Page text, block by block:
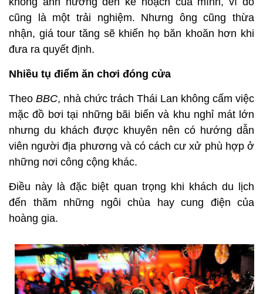
cũng là một trải nghiệm. Nhưng ông cũng thừa
nhận, giá tour tăng sẽ khiến họ băn khoăn hơn khi
đưa ra quyết định.
Nhiều tụ điểm ăn chơi đóng cửa
Theo BBC, nhà chức trách Thái Lan không cấm việc
mặc đồ bơi tại những bãi biển và khu nghỉ mát lớn
nhưng du khách được khuyên nên có hướng dẫn
viên người địa phương và có cách cư xử phù hợp ở
những nơi công cộng khác.
Điều này là đặc biệt quan trọng khi khách du lịch
đến thăm những ngôi chùa hay cung điện của
hoàng gia.